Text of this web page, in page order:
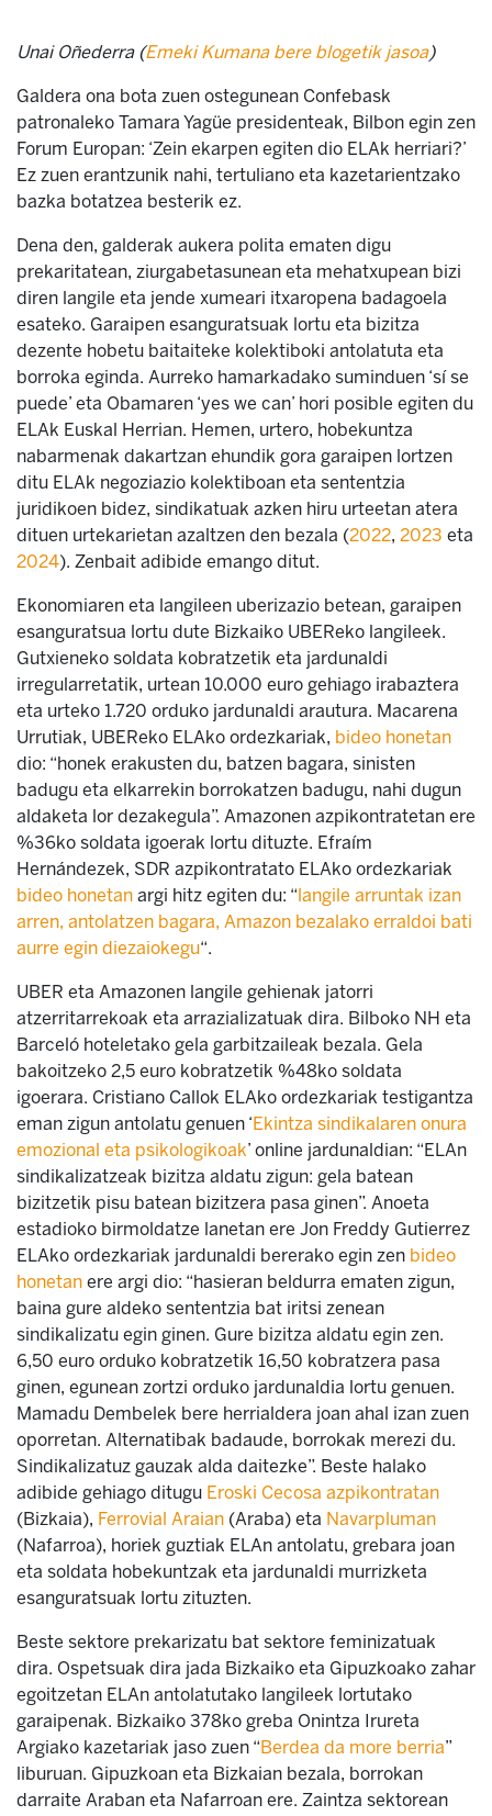
Unai Oñederra (Emeki Kumana bere blogetik jasoa)
Galdera ona bota zuen ostegunean Confebask
patronaleko Tamara Yagüe presidenteak, Bilbon egin zen
Forum Europan: ‘Zein ekarpen egiten dio ELAk herriari?’
Ez zuen erantzunik nahi, tertuliano eta kazetarientzako
bazka botatzea besterik ez.
Dena den, galderak aukera polita ematen digu
prekaritatean, ziurgabetasunean eta mehatxupean bizi
diren langile eta jende xumeari itxaropena badagoela
esateko. Garaipen esanguratsuak lortu eta bizitza
dezente hobetu baitaiteke kolektiboki antolatuta eta
borroka eginda. Aurreko hamarkadako suminduen ‘sí se
puede’ eta Obamaren ‘yes we can’ hori posible egiten du
ELAk Euskal Herrian. Hemen, urtero, hobekuntza
nabarmenak dakartzan ehundik gora garaipen lortzen
ditu ELAk negoziazio kolektiboan eta sententzia
juridikoen bidez, sindikatuak azken hiru urteetan atera
dituen urtekarietan azaltzen den bezala (2022, 2023 eta
2024). Zenbait adibide emango ditut.
Ekonomiaren eta langileen uberizazio betean, garaipen
esanguratsua lortu dute Bizkaiko UBEReko langileek.
Gutxieneko soldata kobratzetik eta jardunaldi
irregularretatik, urtean 10.000 euro gehiago irabaztera
eta urteko 1.720 orduko jardunaldi arautura. Macarena
Urrutiak, UBEReko ELAko ordezkariak, bideo honetan
dio: “honek erakusten du, batzen bagara, sinisten
badugu eta elkarrekin borrokatzen badugu, nahi dugun
aldaketa lor dezakegula”. Amazonen azpikontratetan ere
%36ko soldata igoerak lortu dituzte. Efraím
Hernándezek, SDR azpikontratato ELAko ordezkariak
bideo honetan argi hitz egiten du: “langile arruntak izan
arren, antolatzen bagara, Amazon bezalako erraldoi bati
aurre egin diezaiokegu“.
UBER eta Amazonen langile gehienak jatorri
atzerritarrekoak eta arrazializatuak dira. Bilboko NH eta
Barceló hoteletako gela garbitzaileak bezala. Gela
bakoitzeko 2,5 euro kobratzetik %48ko soldata
igoerara. Cristiano Callok ELAko ordezkariak testigantza
eman zigun antolatu genuen ‘Ekintza sindikalaren onura
emozional eta psikologikoak’ online jardunaldian: “ELAn
sindikalizatzeak bizitza aldatu zigun: gela batean
bizitzetik pisu batean bizitzera pasa ginen”. Anoeta
estadioko birmoldatze lanetan ere Jon Freddy Gutierrez
ELAko ordezkariak jardunaldi bererako egin zen bideo
honetan ere argi dio: “hasieran beldurra ematen zigun,
baina gure aldeko sententzia bat iritsi zenean
sindikalizatu egin ginen. Gure bizitza aldatu egin zen.
6,50 euro orduko kobratzetik 16,50 kobratzera pasa
ginen, egunean zortzi orduko jardunaldia lortu genuen.
Mamadu Dembelek bere herrialdera joan ahal izan zuen
oporretan. Alternatibak badaude, borrokak merezi du.
Sindikalizatuz gauzak alda daitezke”. Beste halako
adibide gehiago ditugu Eroski Cecosa azpikontratan
(Bizkaia), Ferrovial Araian (Araba) eta Navarpluman
(Nafarroa), horiek guztiak ELAn antolatu, grebara joan
eta soldata hobekuntzak eta jardunaldi murrizketa
esanguratsuak lortu zituzten.
Beste sektore prekarizatu bat sektore feminizatuak
dira. Ospetsuak dira jada Bizkaiko eta Gipuzkoako zahar
egoitzetan ELAn antolatutako langileek lortutako
garaipenak. Bizkaiko 378ko greba Onintza Irureta
Argiako kazetariak jaso zuen “Berdea da more berria”
liburuan. Gipuzkoan eta Bizkaian bezala, borrokan
darraite Araban eta Nafarroan ere. Zaintza sektorean